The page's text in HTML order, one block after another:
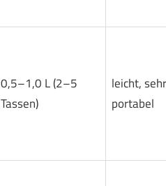
0,5–1,0 L (2–5
Tassen)
leicht, sehr
portabel